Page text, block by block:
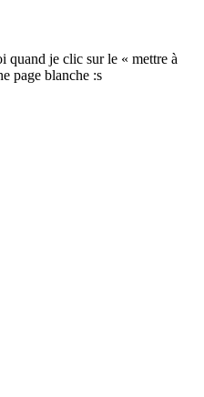
quand je clic sur le « mettre à
page blanche :s